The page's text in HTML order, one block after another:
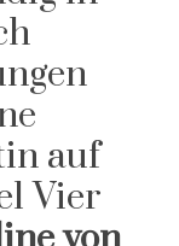
auf
Vier